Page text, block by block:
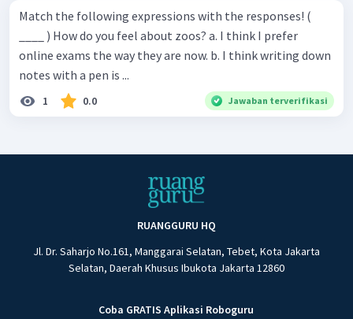
Match the following expressions with the responses! (
____ ) How do you feel about zoos? a. I think I prefer
online exams the way they are now. b. I think writing down
notes with a pen is ...
1 0.0 Jawaban terverifikasi
RUANGGURU HQ
Jl. Dr. Saharjo No.161, Manggarai Selatan, Tebet, Kota Jakarta
Selatan, Daerah Khusus Ibukota Jakarta 12860
Coba GRATIS Aplikasi Roboguru